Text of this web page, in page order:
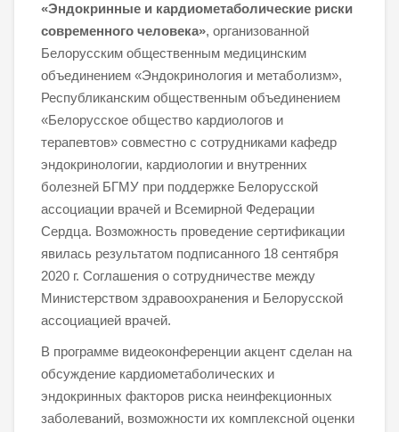
«Эндокринные и кардиометаболические риски
современного человека», организованной
Белорусским общественным медицинским
объединением «Эндокринология и метаболизм»,
Республиканским общественным объединением
«Белорусское общество кардиологов и
терапевтов» совместно с сотрудниками кафедр
эндокринологии, кардиологии и внутренних
болезней БГМУ при поддержке Белорусской
ассоциации врачей и Всемирной Федерации
Сердца. Возможность проведение сертификации
явилась результатом подписанного 18 сентября
2020 г. Соглашения о сотрудничестве между
Министерством здравоохранения и Белорусской
ассоциацией врачей.
В программе видеоконференции акцент сделан на
обсуждение кардиометаболических и
эндокринных факторов риска неинфекционных
заболеваний, возможности их комплексной оценки